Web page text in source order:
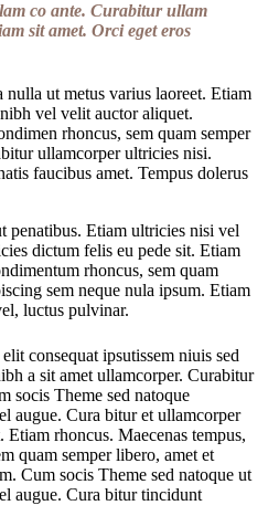
co ante. Curabiturullam
sit amet. Orci eget eros
ut metus varius laoreet. Etiam
vel velit auctor aliquet.
rhoncus, sem quam semper
ullamcorper ultricies nisi.
faucibus amet. Tempus dolerus
penatibus. Etiam ultricies nisi vel
dictum felis eu pede sit. Etiam
rhoncus, sem quam
sem neque nula ipsum. Etiam
luctus pulvinar.
consequat ipsutissem niuis sed
a sit amet ullamcorper. Curabitur
socis Theme sed natoque
augue. Cura bitur et ullamcorper
rhoncus. Maecenas tempus,
quam semper libero, amet et
Cum socis Theme sed natoque ut
augue. Cura bitur tincidunt